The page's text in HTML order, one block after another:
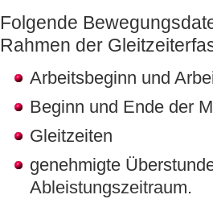
Folgende
Rahmen der
Arbeitsbeginn und
Beginn und Ende der
Gleitzeiten
genehmigte
Ableistungszeitraum.